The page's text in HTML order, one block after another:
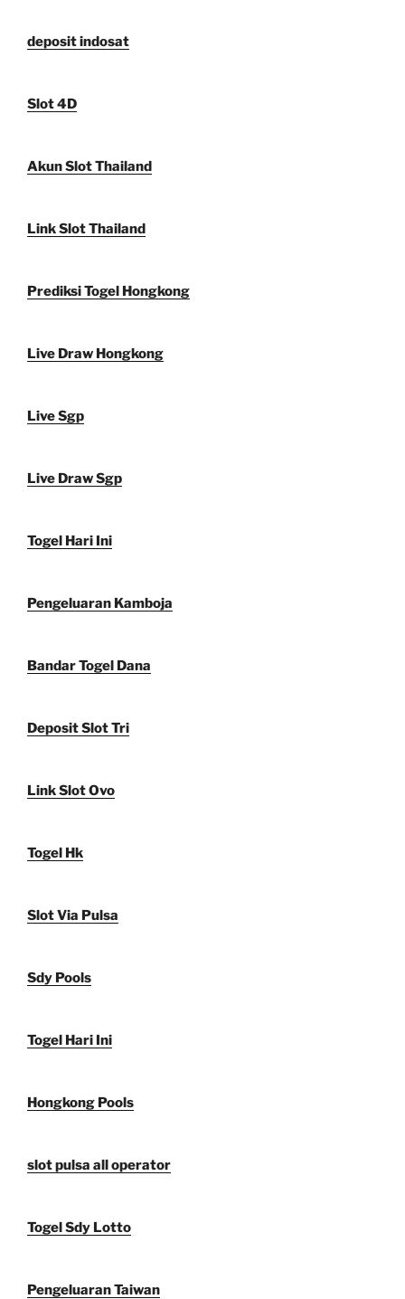
deposit indosat
Slot 4D
Akun Slot Thailand
Link Slot Thailand
Prediksi Togel Hongkong
Live Draw Hongkong
Live Sgp
Live Draw Sgp
Togel Hari Ini
Pengeluaran Kamboja
Bandar Togel Dana
Deposit Slot Tri
Link Slot Ovo
Togel Hk
Slot Via Pulsa
Sdy Pools
Togel Hari Ini
Hongkong Pools
slot pulsa all operator
Togel Sdy Lotto
Pengeluaran Taiwan